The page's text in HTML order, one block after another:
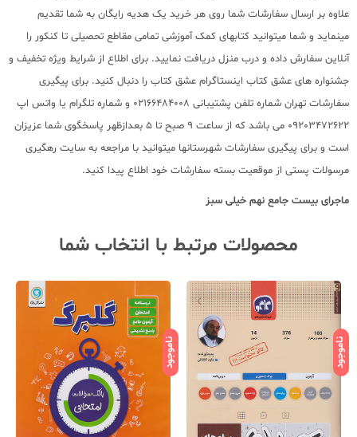
علاوه بر ارسال سفارشات شما روی هر خرید یک هدیه رایگان به شما تقدیم
مینماید و شما میتوانید کتابهای کمک آموزشی تمامی مقاطع تحصیلی تا کنکور را
آنلاین سفارش داده و درب منزل دریافت نمایید. برای اطلاع از شرایط ویژه تخفیف و
جشنواره های عشق کتاب اینستاگرام عشق کتاب را دنبال کنید. برای پیگیری
سفارشات تهران شماره تلفن پشتیبانی 02166484008 و شماره تلگرام یا واتس اپ
09203472622 می باشد که از ساعت 9 صبح تا 5 بعدازظهر پاسخگوی شما عزیزان
است و برای پیگیری سفارشات شهرستانها میتوانید با مراجعه به سایت رهگیری
مرسولات پستی از موقعیت بسته سفارشات خود اطلاع پیدا کنید.
ماجرای بیست جامع نهم خیلی سبز
محصولات مرتبط با انتخاب شما
ناموجود ناموجود